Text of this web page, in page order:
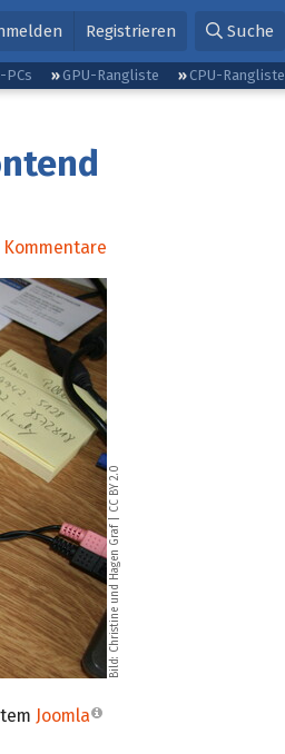
Registrieren Suche
PCs GPU-Rangliste CPU-Rangliste
Kommentare
Bild:
Christine und Hagen Graf
|
CC BY 2.0
Joomla